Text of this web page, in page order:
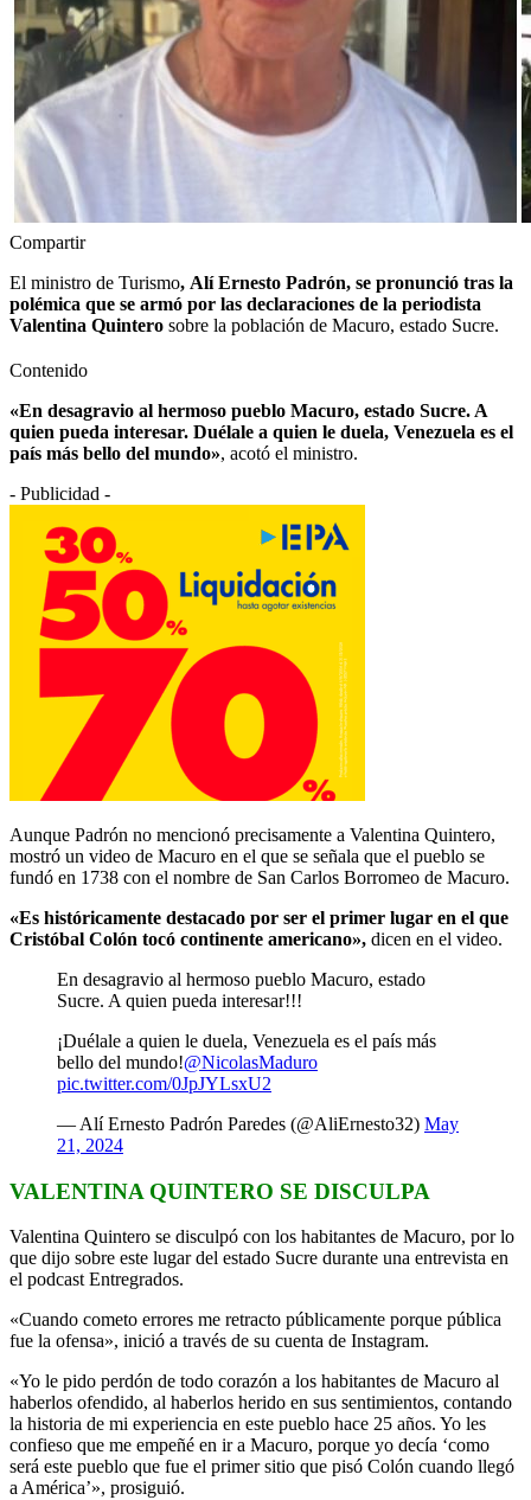
Compartir
El ministro de Turismo, Alí Ernesto Padrón, se pronunció tras la
polémica que se armó por las declaraciones de la periodista
Valentina Quintero sobre la población de Macuro, estado Sucre.
Contenido
«En desagravio al hermoso pueblo Macuro, estado Sucre. A
quien pueda interesar. Duélale a quien le duela, Venezuela es el
país más bello del mundo», acotó el ministro.
- Publicidad -
Aunque Padrón no mencionó precisamente a Valentina Quintero,
mostró un video de Macuro en el que se señala que el pueblo se
fundó en 1738 con el nombre de San Carlos Borromeo de Macuro.
«Es históricamente destacado por ser el primer lugar en el que
Cristóbal Colón tocó continente americano», dicen en el video.
En desagravio al hermoso pueblo Macuro, estado
Sucre. A quien pueda interesar!!!
¡Duélale a quien le duela, Venezuela es el país más
bello del mundo!@NicolasMaduro
pic.twitter.com/0JpJYLsxU2
— Alí Ernesto Padrón Paredes (@AliErnesto32) May
21, 2024
VALENTINA QUINTERO SE DISCULPA
Valentina Quintero se disculpó con los habitantes de Macuro, por lo
que dijo sobre este lugar del estado Sucre durante una entrevista en
el podcast Entregrados.
«Cuando cometo errores me retracto públicamente porque pública
fue la ofensa», inició a través de su cuenta de Instagram.
«Yo le pido perdón de todo corazón a los habitantes de Macuro al
haberlos ofendido, al haberlos herido en sus sentimientos, contando
la historia de mi experiencia en este pueblo hace 25 años. Yo les
confieso que me empeñé en ir a Macuro, porque yo decía ‘como
será este pueblo que fue el primer sitio que pisó Colón cuando llegó
a América’», prosiguió.